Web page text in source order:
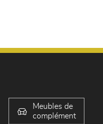
Meubles de
complément